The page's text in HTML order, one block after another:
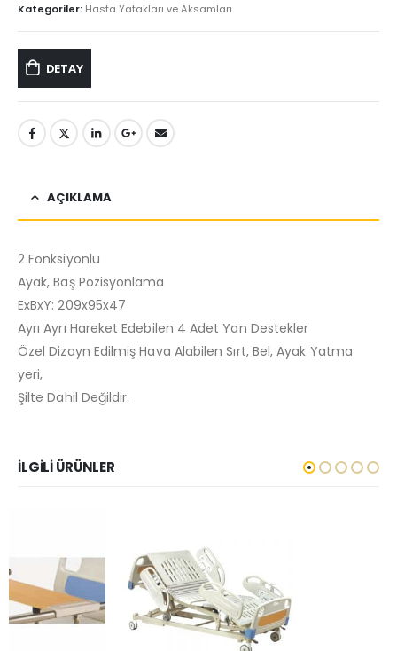
Kategoriler: Hasta Yatakları ve Aksamları
DETAY
AÇIKLAMA
2 Fonksiyonlu
Ayak, Baş Pozisyonlama
ExBxY: 209x95x47
Ayrı Ayrı Hareket Edebilen 4 Adet Yan Destekler
Özel Dizayn Edilmiş Hava Alabilen Sırt, Bel, Ayak Yatma
yeri,
Şilte Dahil Değildir.
İLGILI ÜRÜNLER